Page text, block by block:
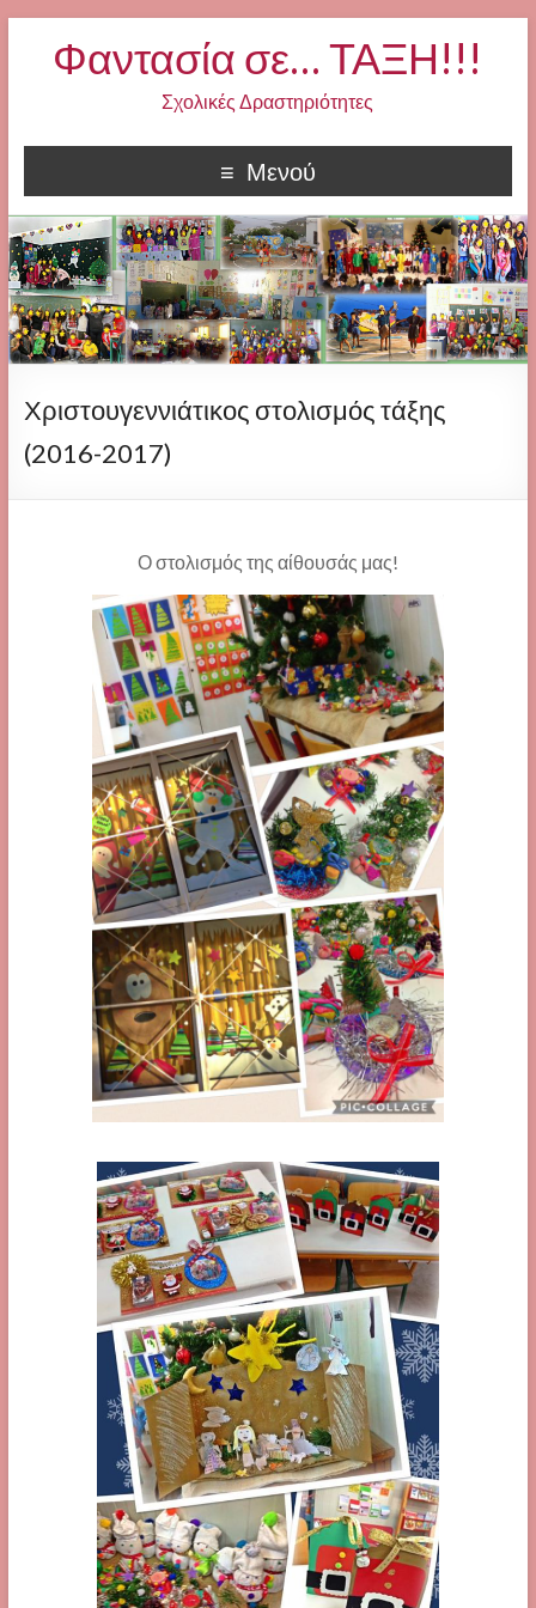
Φαντασία σε… ΤΑΞΗ!!!
Σχολικές Δραστηριότητες
Μενού
Χριστουγεννιάτικος στολισμός τάξης
(2016-2017)
Ο στολισμός της αίθουσάς μας!